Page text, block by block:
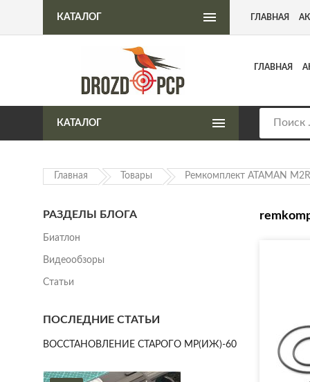
Интернет-магазин пневматического оружия
ГЛАВНАЯ
КАТАЛОГ
КАТАЛОГ ГЛАВНАЯ
Главная Товары Ремкомплект АТАМАN M2R
РАЗДЕЛЫ БЛОГА
Биатлон
Видеообзоры
Статьи
ПОСЛЕДНИЕ СТАТЬИ
ВОССТАНОВЛЕНИЕ СТАРОГО МР(ИЖ)-60